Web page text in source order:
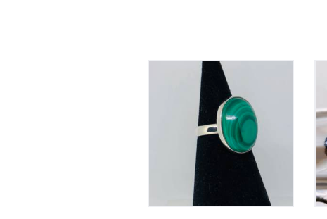
Bague Malachite sur
Argent
105€